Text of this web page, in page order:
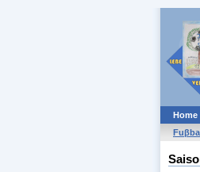
Home